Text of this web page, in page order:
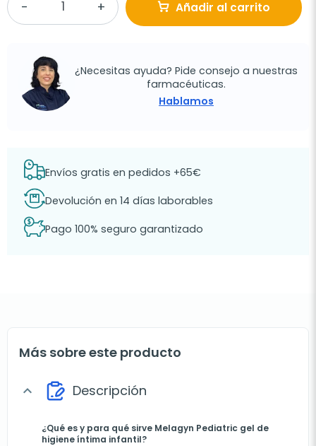
Añadir al carrito
¿Necesitas ayuda? Pide consejo a nuestras
farmacéuticas.
Hablamos
Envíos gratis en pedidos +65€
Devolución en 14 días laborables
Pago 100% seguro garantizado
Más sobre este producto
expand_more Descripción
¿Qué es y para qué sirve Melagyn Pediatric gel de
higiene íntima infantil?